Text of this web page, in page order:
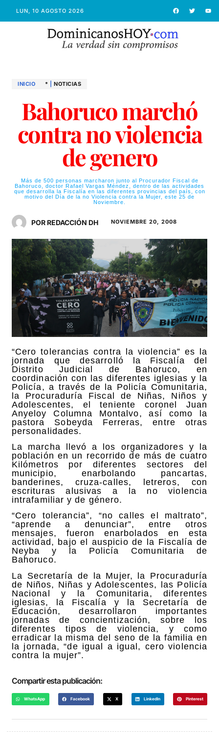
LUN, 10 AGOSTO 2026
INICIO * NOTICIAS
Bahoruco marchó
contra no violencia
de genero
Más de 500 personas marcharon junto al Procurador Fiscal de
Bahoruco, doctor Rafael Vargas Méndez, dentro de las actividades
que desarrolla la Fiscalía en las diferentes provincias del país, con
motivo del Día de la no Violencia contra la Mujer, este 25 de
Noviembre.
POR REDACCIÓN DH NOVIEMBRE 20, 2008
“Cero tolerancias contra la violencia” es la
jornada que desarrolló la Fiscalía del
Distrito Judicial de Bahoruco, en
coordinación con las diferentes iglesias y la
Policía, a través de la Policía Comunitaria,
la Procuraduría Fiscal de Niñas, Niños y
Adolescentes, el teniente coronel Juan
Anyeloy Columna Montalvo, así como la
pastora Sobeyda Ferreras, entre otras
personalidades.
La marcha llevó a los organizadores y la
población en un recorrido de más de cuatro
Kilómetros por diferentes sectores del
municipio, enarbolando pancartas,
banderines, cruza-calles, letreros, con
escrituras alusivas a la no violencia
intrafamiliar y de género.
“Cero tolerancia”, “no calles el maltrato”,
“aprende a denunciar”, entre otros
mensajes, fueron enarbolados en esta
actividad, bajo el auspicio de la Fiscalía de
Neyba y la Policía Comunitaria de
Bahoruco.
La Secretaría de la Mujer, la Procuraduría
de Niños, Niñas y Adolescentes, las Policía
Nacional y la Comunitaria, diferentes
iglesias, la Fiscalía y la Secretaría de
Educación, desarrollaron importantes
jornadas de concientización, sobre los
diferentes tipos de violencia, y como
erradicar la misma del seno de la familia en
la jornada, “de igual a igual, cero violencia
contra la mujer”.
Compartir esta publicación:
WhatsApp Facebook X LinkedIn Pinterest